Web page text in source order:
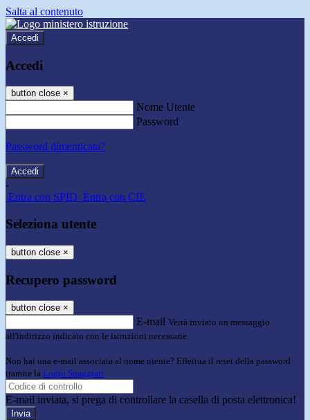
Salta al contenuto
Accedi
Accedi
button close ×
Nome Utente
Password
Password dimenticata?
-
Entra con SPID Entra con CIE
Seleziona utente
button close ×
Recupero password
button close ×
E-mail Verrà inviato un messaggio
all'indirizzo indicato con le istruzioni necessarie.
Non hai una e-mail associata al nome utente? Effettua il reset della password
tramite la Login Spaggiari
E-mail inviata, si prega di controllare la casella di posta elettronica!